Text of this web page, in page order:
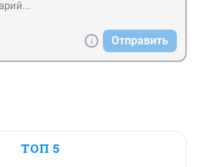
Отправить
ТОП 5